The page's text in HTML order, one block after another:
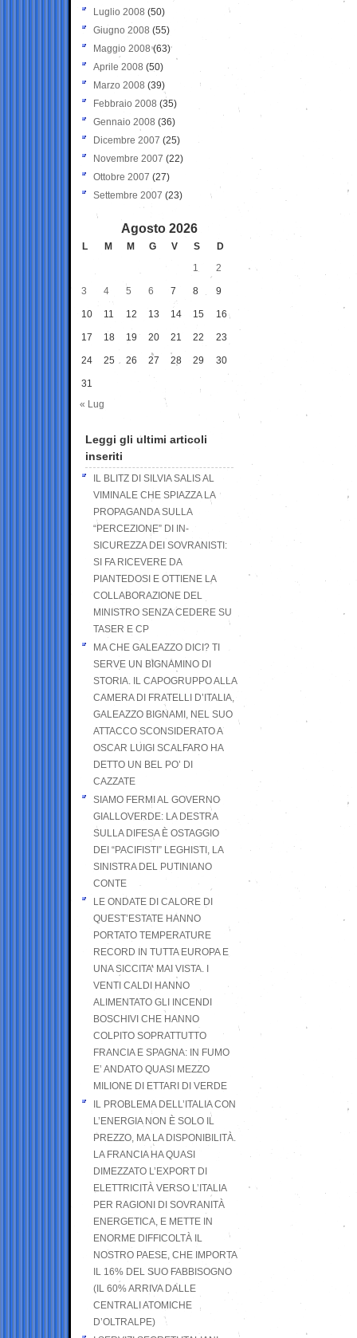
Luglio 2008 (50)
Giugno 2008 (55)
Maggio 2008(63)
Aprile 2008 (50)
Marzo 2008 (39)
Febbraio 2008 (35)
Gennaio 2008 (36)
Dicembre 2007 (25)
Novembre 2007 (22)
Ottobre 2007 (27)
Settembre 2007 (23)
Agosto 2026
L M M G V S
D
1
2
3 4 5 6 7 8 9
10 11 12 13 14 15 16
17 18 19 20 21 22 23
24 25 26 27 28 29 30
31
« Lug
Leggi gli ultimi articoli
inseriti
IL BLITZ DI SILVIA SALIS AL
VIMINALE CHE SPIAZZA LA
PROPAGANDA SULLA
“PERCEZIONE” DI IN-
SICUREZZA DEI SOVRANISTI:
SI FA RICEVERE DA
PIANTEDOSI E OTTIENE LA
COLLABORAZIONE DEL
MINISTRO SENZA CEDERE SU
TASER E CP
MA CHE GALEAZZO DICI? TI
SERVE UN BIGNAMINO DI
STORIA. IL CAPOGRUPPO ALLA
CAMERA DI FRATELLI D’ITALIA,
GALEAZZO BIGNAMI, NEL SUO
ATTACCO SCONSIDERATO A
OSCAR LUIGI SCALFARO HA
DETTO UN BEL PO’ DI
CAZZATE
SIAMO FERMI AL GOVERNO
GIALLOVERDE: LA DESTRA
SULLA DIFESA È OSTAGGIO
DEI “PACIFISTI” LEGHISTI, LA
SINISTRA DEL PUTINIANO
CONTE
LE ONDATE DI CALORE DI
QUEST’ESTATE HANNO
PORTATO TEMPERATURE
RECORD IN TUTTA EUROPA E
UNA SICCITA’ MAI VISTA. I
VENTI CALDI HANNO
ALIMENTATO GLI INCENDI
BOSCHIVI CHE HANNO
COLPITO SOPRATTUTTO
FRANCIA E SPAGNA: IN FUMO
E’ ANDATO QUASI MEZZO
MILIONE DI ETTARI DI VERDE
IL PROBLEMA DELL’ITALIA CON
L’ENERGIA NON È SOLO IL
PREZZO, MA LA DISPONIBILITÀ.
LA FRANCIA HA QUASI
DIMEZZATO L’EXPORT DI
ELETTRICITÀ VERSO L’ITALIA
PER RAGIONI DI SOVRANITÀ
ENERGETICA, E METTE IN
ENORME DIFFICOLTÀ IL
NOSTRO PAESE, CHE IMPORTA
IL 16% DEL SUO FABBISOGNO
(IL 60% ARRIVA DALLE
CENTRALI ATOMICHE
D’OLTRALPE)